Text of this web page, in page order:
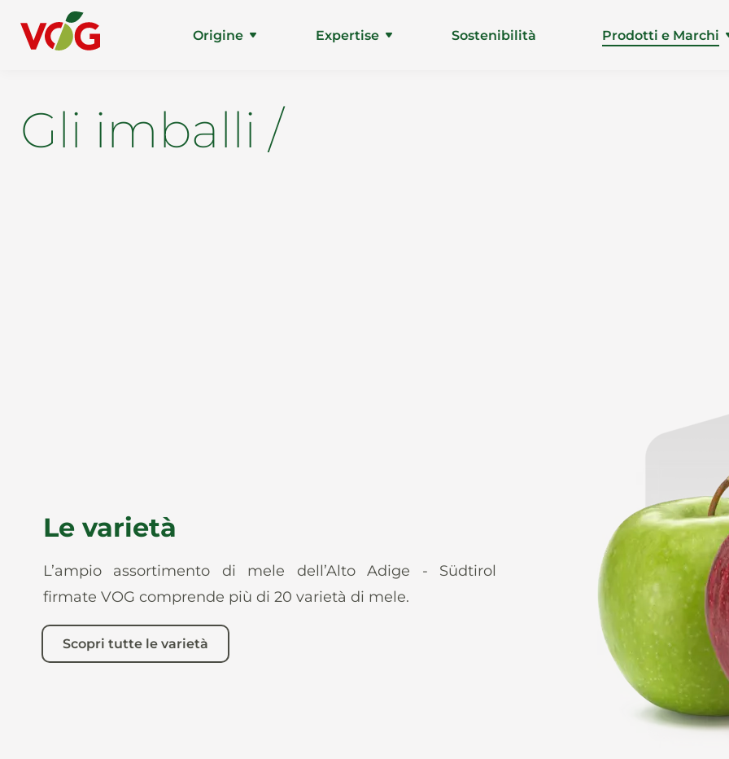
Origine Expertise Sostenibilità Prodotti e Marchi
Gli imballi /
Le varietà
L’ampio assortimento di mele dell’Alto Adige - Südtirol
firmate VOG comprende più di 20 varietà di mele.
Scopri tutte le varietà